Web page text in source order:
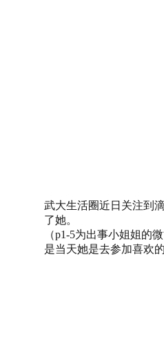
武大生活圈近日关注到
了她。
（p1-5为出事小姐姐的
是当天她是去参加喜欢